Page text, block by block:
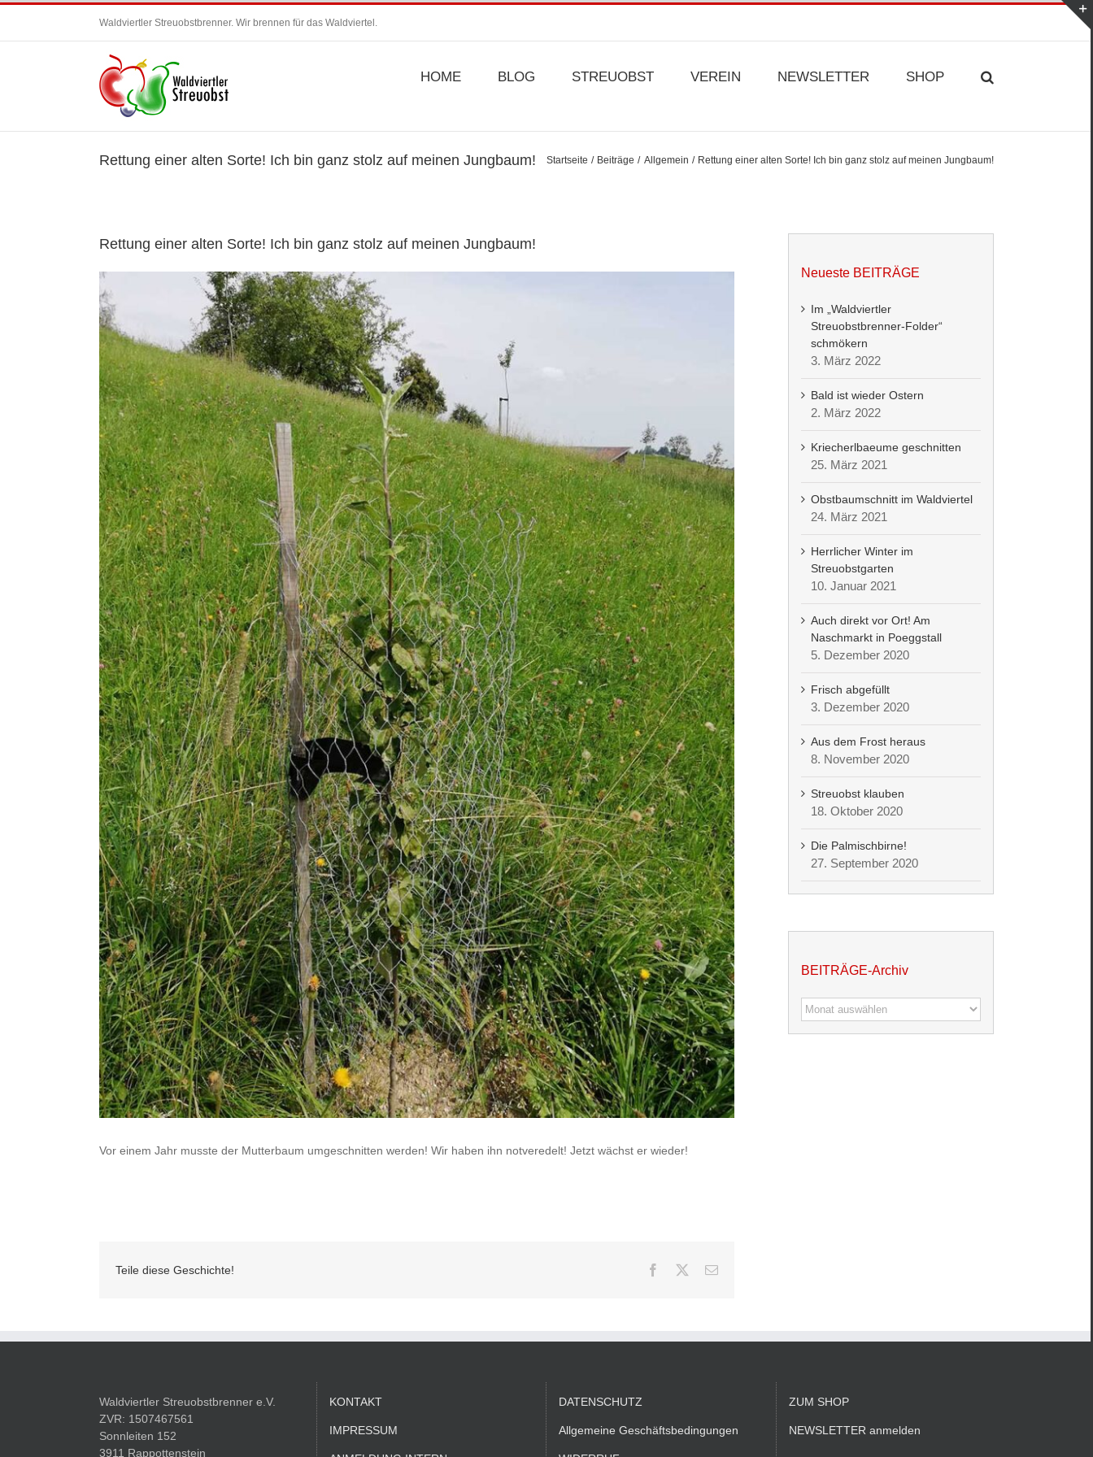
Zum
springen
Waldviertler Streuobstbrenner. Wir brennen für das Waldviertel.
HOME BLOG STREUOBST VEREIN NEWSLETTER SHOP
Rettung einer alten Sorte! Ich bin ganz stolz auf meinen Jungbaum! Startseite Beiträge Allgemein Rettung einer alten Sorte! Ich bin ganz stolz auf meinen Jungbaum!
Rettung einer alten Sorte! Ich bin ganz stolz auf meinen Jungbaum!
Zeige
grösseres
Bild
Vor einem Jahr musste der Mutterbaum umgeschnitten werden! Wir haben ihn notveredelt! Jetzt wächst er wieder!
Teile diese Geschichte! Facebook
E-
Neueste BEITRÄGE
Im „Waldviertler
Streuobstbrenner-Folder“
schmökern
3. März 2022
Bald ist wieder Ostern
2. März 2022
Kriecherlbaeume geschnitten
25. März 2021
Obstbaumschnitt im Waldviertel
24. März 2021
Herrlicher Winter im
Streuobstgarten
10. Januar 2021
Auch direkt vor Ort! Am
Naschmarkt in Poeggstall
5. Dezember 2020
Frisch abgefüllt
3. Dezember 2020
Aus dem Frost heraus
8. November 2020
Streuobst klauben
18. Oktober 2020
Die Palmischbirne!
27. September 2020
BEITRÄGE-Archiv
BEITRÄGE-
Archiv
Waldviertler Streuobstbrenner e.V.
ZVR: 1507467561
Sonnleiten 152
3911 Rappottenstein
KONTAKT
IMPRESSUM
DATENSCHUTZ
Allgemeine Geschäftsbedingungen
ZUM SHOP
NEWSLETTER anmelden